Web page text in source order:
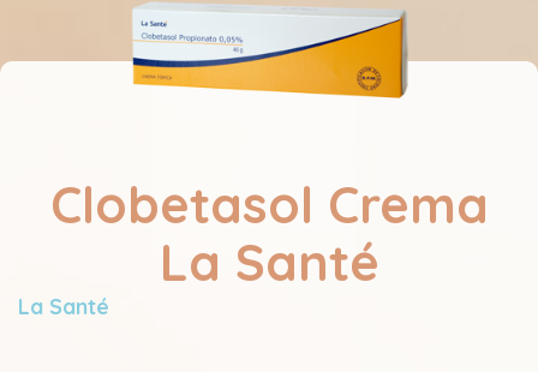
Clobetasol Crema
La Santé
La Santé